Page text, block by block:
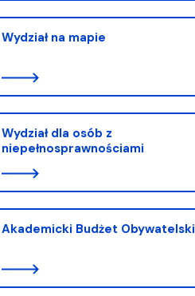
Wydział na mapie
Wydział dla osób z
niepełnosprawnościami
Akademicki Budżet Obywatelski